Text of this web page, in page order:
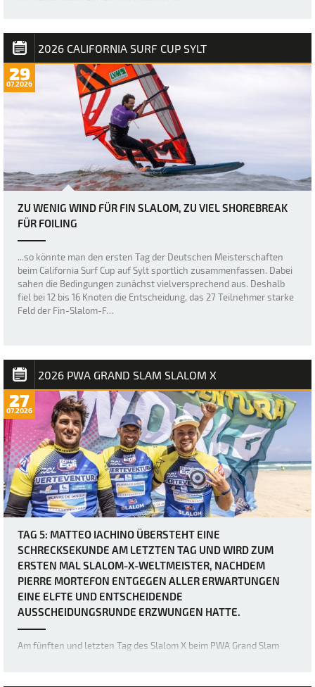
2026 CALIFORNIA SURF CUP SYLT
29
07.2026
ZU WENIG WIND FÜR FIN SLALOM, ZU VIEL SHOREBREAK
FÜR FOILING
...so könnte man den ersten Tag der Deutschen Meisterschaften
beim California Surf Cup auf Sylt sportlich zusammenfassen. Dabei
sahen die Bedingungen zunächst vielversprechend aus. Deshalb
fiel bei 12 bis 16 Knoten die Entscheidung, das 27 Teilnehmer starke
Feld der Fin-Slalom-F…
2026 PWA GRAND SLAM SLALOM X
27
07.2026
TAG 5: MATTEO IACHINO ÜBERSTEHT EINE
SCHRECKSEKUNDE AM LETZTEN TAG UND WIRD ZUM
ERSTEN MAL SLALOM-X-WELTMEISTER, NACHDEM
PIERRE MORTEFON ENTGEGEN ALLER ERWARTUNGEN
EINE ELFTE UND ENTSCHEIDENDE
AUSSCHEIDUNGSRUNDE ERZWUNGEN HATTE.
Am fünften und letzten Tag des Slalom X beim PWA Grand Slam